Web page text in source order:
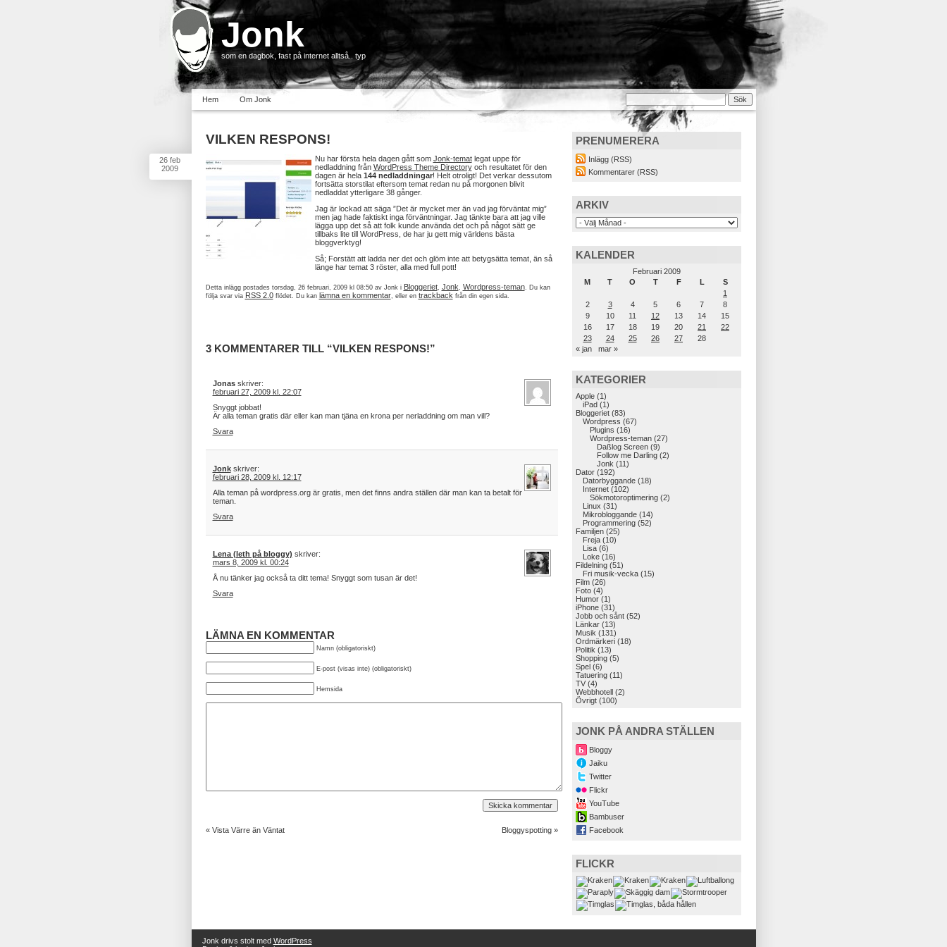
Jonk
som en dagbok, fast på internet alltså.. typ
Hem Om Jonk
26 feb
2009
VILKEN RESPONS!
Nu har första hela dagen gått som Jonk-tematlegat uppe för
nedladdning från WordPress Theme Directoryoch resultatet för den
dagen är hela 144 nedladdningar! Helt otroligt! Det verkar dessutom
fortsätta storstilat eftersom temat redan nu på morgonen blivit
nedladdat ytterligare 38 gånger.
Jag är lockad att säga ”Det är mycket mer än vad jag förväntat mig”
men jag hade faktiskt inga förväntningar. Jag tänkte bara att jag ville
lägga upp det så att folk kunde använda det och på något sätt ge
tillbaks lite till WordPress, de har ju gett mig världens bästa
bloggverktyg!
Så; Forstätt att ladda ner det och glöm inte att betygsätta temat, än så
länge har temat 3 röster, alla med full pott!
Detta inlägg postades torsdag, 26 februari, 2009 kl 08:50 av Jonk i Bloggeriet, Jonk, Wordpress-teman. Du kan
följa svar via RSS 2.0flödet. Du kan lämna en kommentar, eller en trackbackfrån din egen sida.
3 KOMMENTARER TILL “VILKEN RESPONS!”
Jonas skriver:
februari 27, 2009 kl. 22:07
Snyggt jobbat!
Är alla teman gratis där eller kan man tjäna en krona per nerladdning om man vill?
Svara
Jonk skriver:
februari 28, 2009 kl. 12:17
Alla teman på wordpress.org är gratis, men det finns andra ställen där man kan ta betalt för
teman.
Svara
Lena (leth på bloggy) skriver:
mars 8, 2009 kl. 00:24
Å nu tänker jag också ta ditt tema! Snyggt som tusan är det!
Svara
LÄMNA EN KOMMENTAR
Namn (obligatoriskt)
E-post (visas inte) (obligatoriskt)
Hemsida
« Vista Värre än Väntat Bloggyspotting»
PRENUMERERA
Inlägg (RSS)
Kommentarer (RSS)
ARKIV
KALENDER
Februari 2009
M
T O T F L
S
1
2
3 4 5 6 7
8
9
10 11 12 13 14
15
16
17 18 19 20 21
22
23
24 25 26 27
28
« jan
mar »
KATEGORIER
Apple(1)
iPad(1)
Bloggeriet(83)
Wordpress (67)
Plugins (16)
Wordpress-teman(27)
Daßlog Screen(9)
Follow me Darling(2)
Jonk (11)
Dator(192)
Datorbyggande(18)
Internet(102)
Sökmotoroptimering(2)
Linux (31)
Mikrobloggande(14)
Programmering(52)
Familjen(25)
Freja(10)
Lisa(6)
Loke(16)
Fildelning(51)
Fri musik-vecka(15)
Film(26)
Foto(4)
Humor(1)
iPhone(31)
Jobb och sånt(52)
Länkar(13)
Musik (131)
Ordmärkeri(18)
Politik (13)
Shopping(5)
Spel(6)
Tatuering(11)
TV(4)
Webbhotell(2)
Övrigt(100)
JONK PÅ ANDRA STÄLLEN
Bloggy
Jaiku
Twitter
Flickr
YouTube
Bambuser
Facebook
FLICKR
Jonk drivs stolt med WordPress